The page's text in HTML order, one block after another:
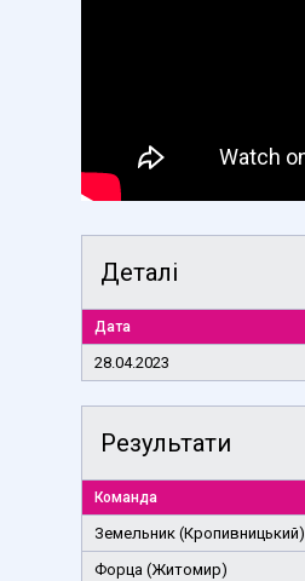
Деталі
Дата
28.04.2023
Результати
Команда
Земельник (Кропивницький)
Форца (Житомир)